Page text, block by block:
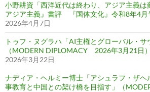
小野耕資「西洋近代は終わり、アジア主義は
アジア主義』書評 『国体文化』令和8年4月
2026年4月7日
トゥフ・ヌグラハ「AI主権とグローバル・サ
（MODERN DIPLOMACY 2026年3月21日）
2026年3月22日
ナディア・ヘルミー博士「アシュラフ・ザヘ
事教育と中国との架け橋を目指す」（